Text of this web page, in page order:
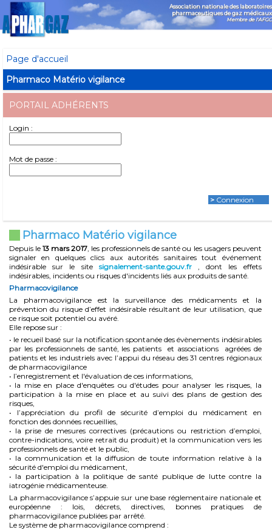
Association nationale des laboratoires
pharmaceutiques de gaz médicaux
Membre de l'AFGC
Page d'accueil
Pharmaco Matério vigilance
PORTAIL ADHÉRENTS
Login :
Mot de passe :
> Connexion
Pharmaco Matério vigilance
Depuis le13 mars 2017 , les professionnels de santé ou les usagers peuvent
signaler en quelques clics aux autorités sanitaires tout événement
indésirable sur le site signalement-sante.gouv.fr
, dont les effets
indésirables, incidents ou risques d'incidents liés aux produits de santé.
Pharmacovigilance
La pharmacovigilance est la surveillance des médicaments et la
prévention du risque d’effet indésirable résultant de leur utilisation, que
ce risque soit potentiel ou avéré.
Elle repose sur :
• le recueil basé sur la notification spontanée des évènements indésirables
par les professionnels de santé, les patients et associations agréées de
patients et les industriels avec l’appui du réseau des 31 centres régionaux
de pharmacovigilance
• l’enregistrement et l'évaluation de ces informations,
• la mise en place d'enquêtes ou d'études pour analyser les risques, la
participation à la mise en place et au suivi des plans de gestion des
risques,
• l’appréciation du profil de sécurité d’emploi du médicament en
fonction des données recueillies,
• la prise de mesures correctives (précautions ou restriction d’emploi,
contre-indications, voire retrait du produit) et la communication vers les
professionnels de santé et le public,
• la communication et la diffusion de toute information relative à la
sécurité d'emploi du médicament,
• la participation à la politique de santé publique de lutte contre la
iatrogénie médicamenteuse.
La pharmacovigilance s’appuie sur une base réglementaire nationale et
européenne : lois, décrets, directives, bonnes pratiques de
pharmacovigilance publiées par arrêté.
Le système de pharmacovigilance comprend :